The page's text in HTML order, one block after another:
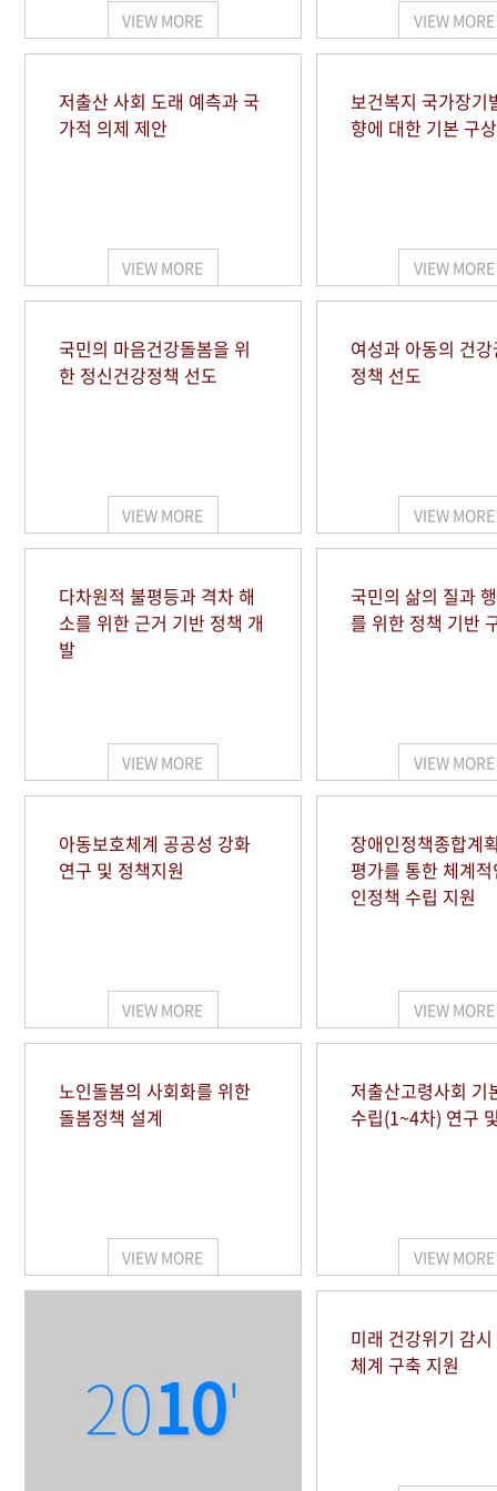
VIEW MORE VIEW MORE
저출산 사회 도래 예측과 국
가적 의제 제안
VIEW MORE
보건복지 국가장기
향에 대한 기본 구상
VIEW MORE
국민의 마음건강돌봄을 위
한 정신건강정책 선도
VIEW MORE
여성과 아동의 건
정책 선도
VIEW MORE
다차원적 불평등과 격차 해
소를 위한 근거 기반 정책 개
발
VIEW MORE
국민의 삶의 질과
를 위한 정책 기반
VIEW MORE
아동보호체계 공공성 강화
연구 및 정책지원
VIEW MORE
장애인정책종합계
평가를 통한 체계
인정책 수립 지원
VIEW MORE
노인돌봄의 사회화를 위한
돌봄정책 설계
VIEW MORE
저출산고령사회 기
수립(1~4차) 연구
VIEW MORE
2010'
미래 건강위기 감
체계 구축 지원